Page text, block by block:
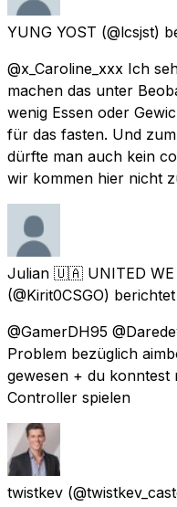
YUNG YOST (@lcsjst)
@x_Caroline_xxx Ich
machen das unter
wenig Essen oder
für das fasten. Und
dürfte man auch kein
wir kommen hier nicht
Julian 🇺🇦 UNITED WE
(@Kirit0CSGO) berichtet
@GamerDH95
Problem bezüglich
gewesen + du konntest
Controller spielen
twistkev